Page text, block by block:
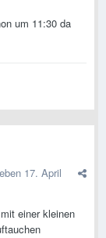
um 11:30 da
17. April
einer kleinen